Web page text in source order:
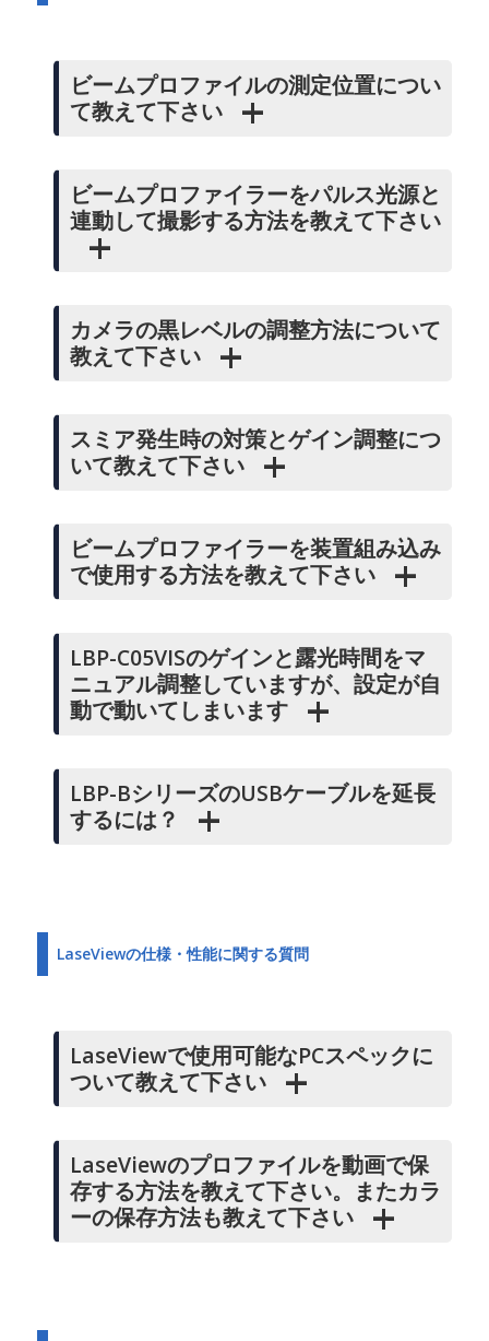
ビームプロファイルの測定位置につい
て教えて下さい
ビームプロファイラーをパルス光源と
連動して撮影する方法を教えて下さい
カメラの黒レベルの調整方法について
教えて下さい
スミア発生時の対策とゲイン調整につ
いて教えて下さい
ビームプロファイラーを装置組み込み
で使用する方法を教えて下さい
LBP-C05VISのゲインと露光時間をマ
ニュアル調整していますが、設定が自
動で動いてしまいます
LBP-BシリーズのUSBケーブルを延長
するには？
LaseViewの仕様・性能に関する質問
LaseViewで使用可能なPCスペックに
ついて教えて下さい
LaseViewのプロファイルを動画で保
存する方法を教えて下さい。またカラ
ーの保存方法も教えて下さい